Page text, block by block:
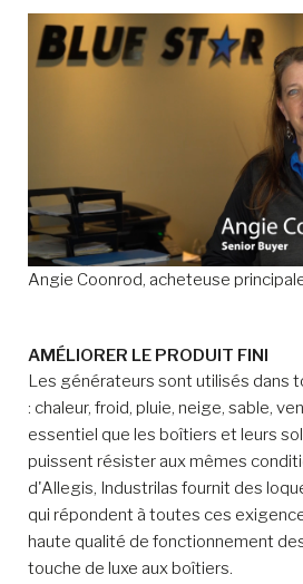
Angie Coonrod, acheteuse
AMÉLIORER LE PRODUIT FINI
Les générateurs sont utilisés dans
: chaleur, froid, pluie, neige, sable,
essentiel que les boîtiers et leurs
puissent résister aux mêmes
d'Allegis, Industrilas fournit des
qui répondent à toutes ces
haute qualité de fonctionnement
touche de luxe aux boîtiers.